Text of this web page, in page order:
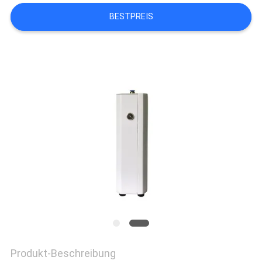
SIE EIN
ZITAT
BESTPREIS
Produkt-Beschreibung